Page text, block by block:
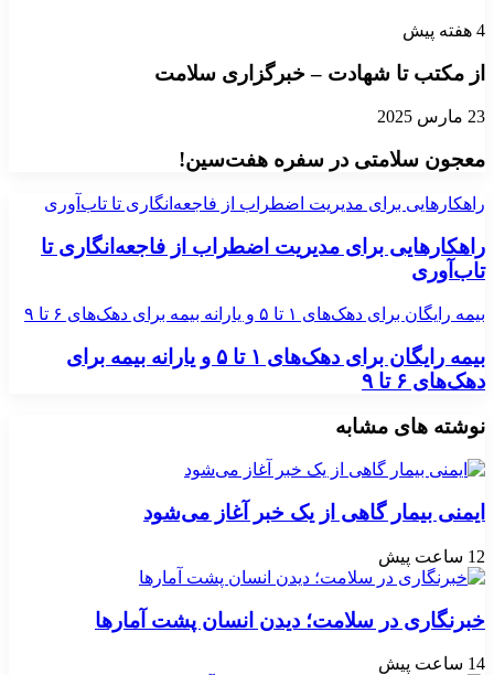
4 هفته پیش
از مکتب تا شهادت – خبرگزاری سلامت
23 مارس 2025
معجون سلامتی در سفره هفت‌سین!
راهکارهایی برای مدیریت اضطراب از فاجعه‌انگاری تا تاب‌آوری
راهکارهایی برای مدیریت اضطراب از فاجعه‌انگاری تا
تاب‌آوری
بیمه رایگان برای دهک‌های ۱ تا ۵ و یارانه بیمه برای دهک‌های ۶ تا ۹
بیمه رایگان برای دهک‌های ۱ تا ۵ و یارانه بیمه برای
دهک‌های ۶ تا ۹
نوشته های مشابه
ایمنی بیمار گاهی از یک خبر آغاز می‌شود
12 ساعت پیش
خبرنگاری در سلامت؛ دیدن انسان پشت آمارها
14 ساعت پیش